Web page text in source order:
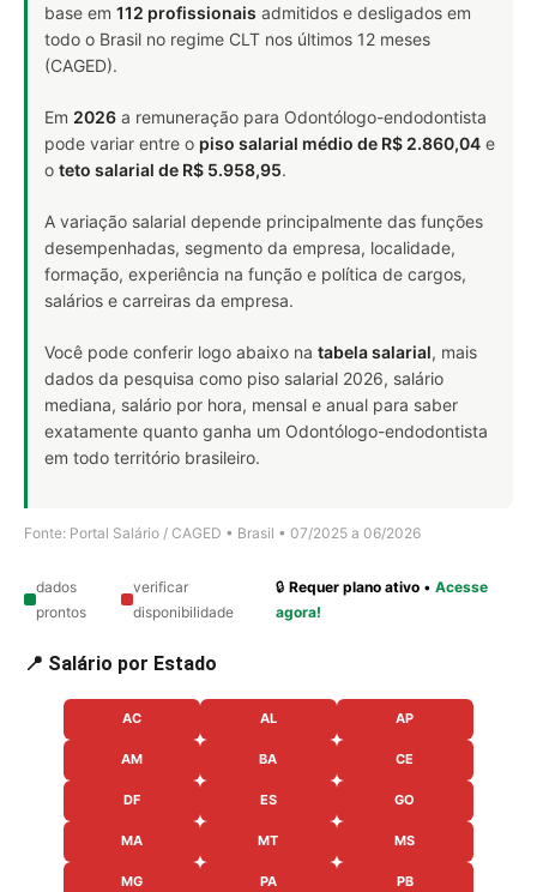
base em 112 profissionais admitidos e desligados em
todo o Brasil no regime CLT nos últimos 12 meses
(CAGED).
Em 2026 a remuneração para Odontólogo-endodontista
pode variar entre o piso salarial médio de R$ 2.860,04 e
o teto salarial de R$ 5.958,95.
A variação salarial depende principalmente das funções
desempenhadas, segmento da empresa, localidade,
formação, experiência na função e política de cargos,
salários e carreiras da empresa.
Você pode conferir logo abaixo na tabela salarial, mais
dados da pesquisa como piso salarial 2026, salário
mediana, salário por hora, mensal e anual para saber
exatamente quanto ganha um Odontólogo-endodontista
em todo território brasileiro.
Fonte: Portal Salário / CAGED • Brasil • 07/2025 a 06/2026
dados
prontos
verificar
disponibilidade
🔒Requer plano ativo •Acesse
agora!
📍 Salário por Estado
AC AL AP
AM BA CE
DF ES GO
MA MT MS
MG PA PB